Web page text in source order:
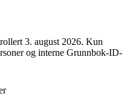
3. august 2026. Kun
og interne Grunnbok-ID-